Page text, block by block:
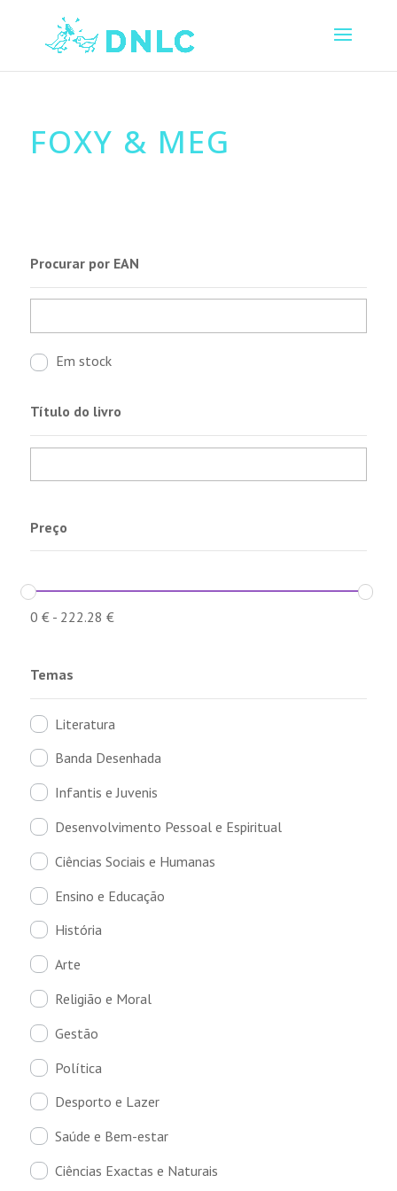
FOXY & MEG
Procurar por EAN
Em stock
Título do livro
Preço
0 €- 222.28 €
Temas
Literatura
Banda Desenhada
Infantis e Juvenis
Desenvolvimento Pessoal e Espiritual
Ciências Sociais e Humanas
Ensino e Educação
História
Arte
Religião e Moral
Gestão
Política
Desporto e Lazer
Saúde e Bem-estar
Ciências Exactas e Naturais